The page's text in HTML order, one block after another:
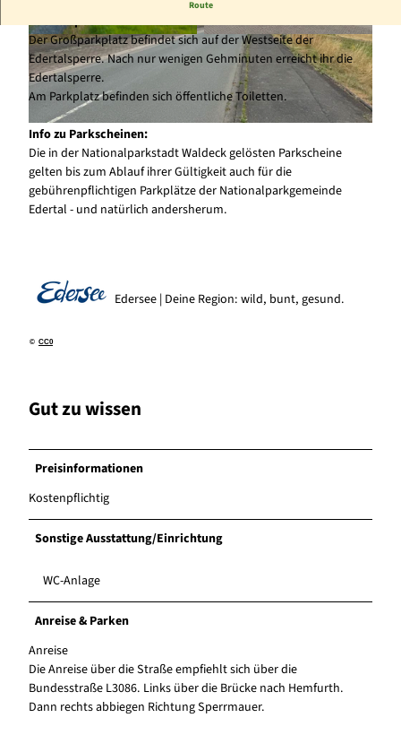
© Sarah Riebeling |CC0
© Karuna Eckel, Edersee | Deine Region: wild, b
unt, gesund. |
© Sarah Riebeling |CC0
Route
Edertalsperre.
Der Großparkplatz befindet sich auf der Westseite der
Edertalsperre. Nach nur wenigen Gehminuten erreicht ihr die
Edertalsperre.
Am Parkplatz befinden sich öffentliche Toiletten.
Info zu Parkscheinen:
Die in der Nationalparkstadt Waldeck gelösten Parkscheine
gelten bis zum Ablauf ihrer Gültigkeit auch für die
gebührenpflichtigen Parkplätze der Nationalparkgemeinde
Edertal - und natürlich andersherum.
© CC0
Edersee | Deine Region: wild, bunt, gesund.
Gut zu wissen
Preisinformationen
Kostenpflichtig
Sonstige Ausstattung/Einrichtung
WC-Anlage
Anreise & Parken
Anreise
Die Anreise über die Straße empfiehlt sich über die
Bundesstraße L3086. Links über die Brücke nach Hemfurth.
Dann rechts abbiegen Richtung Sperrmauer.